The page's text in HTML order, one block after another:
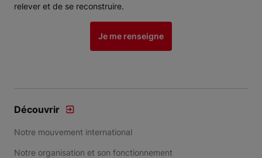
relever et de se reconstruire.
Je me renseigne
Découvrir
Notre mouvement international
Notre organisation et son fonctionnement